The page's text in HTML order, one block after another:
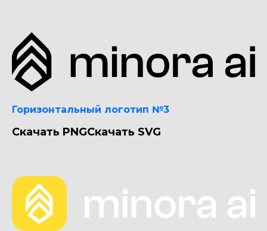
Горизонтальный логотип №3
Скачать PNGСкачать SVG